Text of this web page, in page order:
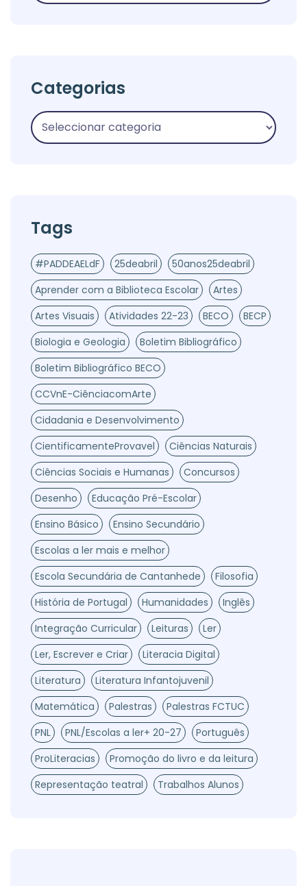
Categorias
Tags
#PADDEAELdF 25deabril
50anos25deabril
Aprender com a Biblioteca Escolar
Artes
Artes Visuais
Atividades 22-23 BECO
BECP
Biologia e Geologia
Boletim Bibliográfico
Boletim Bibliográfico BECO
CCVnE-CiênciacomArte
Cidadania e Desenvolvimento
CientificamenteProvavel
Ciências Naturais
Ciências Sociais e Humanas
Concursos
Desenho
Educação Pré-Escolar
Ensino Básico
Ensino Secundário
Escolas a ler mais e melhor
Escola Secundária de Cantanhede
Filosofia
História de Portugal
Humanidades
Inglês
Integração Curricular
Leituras
Ler
Ler, Escrever e Criar
Literacia Digital
Literatura
Literatura Infantojuvenil
Matemática
Palestras
Palestras FCTUC
PNL
PNL/Escolas a ler+ 20-27
Português
ProLiteracias
Promoção do livro e da leitura
Representação teatral
Trabalhos Alunos